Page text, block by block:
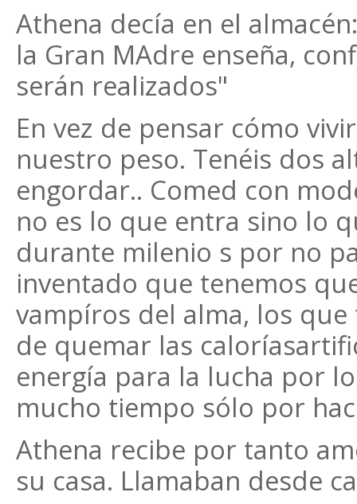
Athena decía en el
la Gran MAdre enseña,
serán realizados"
En vez de pensar cómo
nuestro peso. Tenéis dos
engordar.. Comed con
no es lo que entra sino lo
durante milenio s por no
inventado que tenemos
vampíros del alma, los
de quemar las
energía para la lucha por
mucho tiempo sólo por
Athena recibe por tanto
su casa. Llamaban desde